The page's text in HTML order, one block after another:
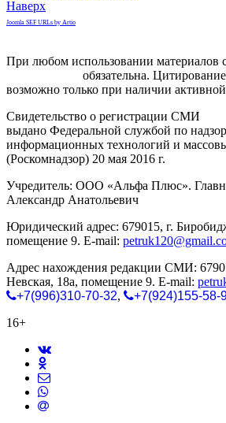
Наверх
Joomla SEF URLs by Artio
При любом использовании материалов
обязательна.
возможно только при наличии
Свидетельство о регистрации СМИ
выдано Федеральной службой по
информационных технологий и
(Роскомнадзор) 20 мая 2016 г.
Учредитель: ООО «Альфа Плюс».
Александр Анатольевич
Юридический адрес: 679015, г.
помещение 9. E-mail:
Адрес нахождения редакции СМИ:
Невская, 18а, помещение 9. E-mail:
+7(996)310-70-32,
+7(924)155-58-
16+